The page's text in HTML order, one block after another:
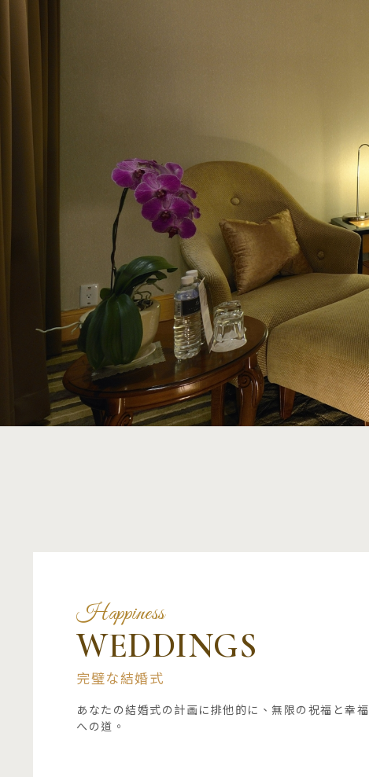
Happiness
WEDDINGS
完璧な結婚式
あなたの結婚式の計画に排他的に、無限の祝福と幸福
への道。